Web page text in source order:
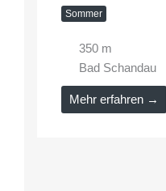
Sommer
350 m
Bad Schandau
Mehr erfahren →